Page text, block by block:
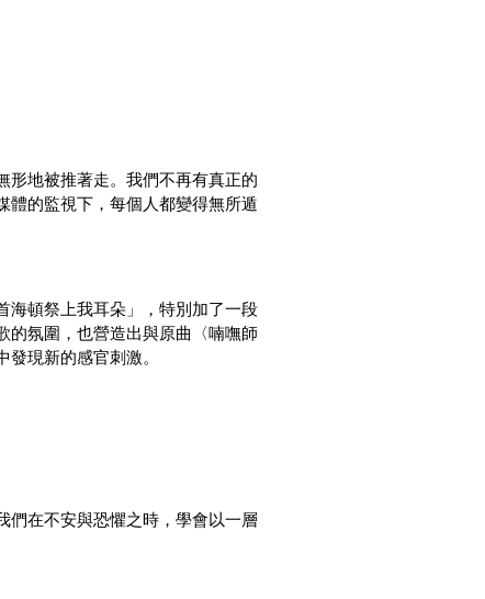
形地被推著走。我們不再有真正的
體的監視下，每個人都變得無所遁
海頓祭上我耳朵」，特別加了一段
的氛圍，也營造出與原曲〈喃嘸師
現新的感官刺激。
們在不安與恐懼之時，學會以一層